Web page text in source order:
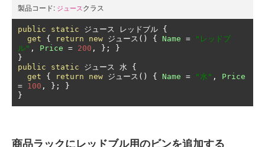
製品コード: ジュース クラス
public static ジュース レッドブル {
get
{ return new ジュース() { Name =
"レッドブ
ル" , Price = 200 , };
}
}
public
static ジュース 水 {
get
{ return new ジュース() { Name = "水" ,
Price
= 100 , };
}
}
商品ラックにレッドブル用のビンを追加する